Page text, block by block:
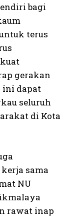
bagi
terus
gerakan
ini dapat
seluruh
di Kota
sama
NU
rawat inap